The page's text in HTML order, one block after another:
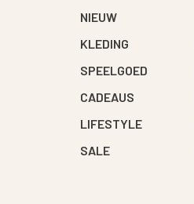
NIEUW
KLEDING
SPEELGOED
CADEAUS
LIFESTYLE
SALE